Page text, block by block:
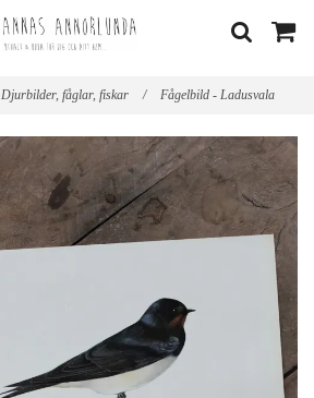
Djurbilder, fåglar, fiskar / Fågelbild - Ladusvala